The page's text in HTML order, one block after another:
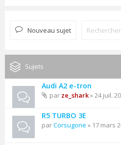
Nouveau sujet
Sujets
Audi A2 e-tron
par ze_shark» 24 juil.
R5 TURBO 3E
parCorsugone » 17 mars